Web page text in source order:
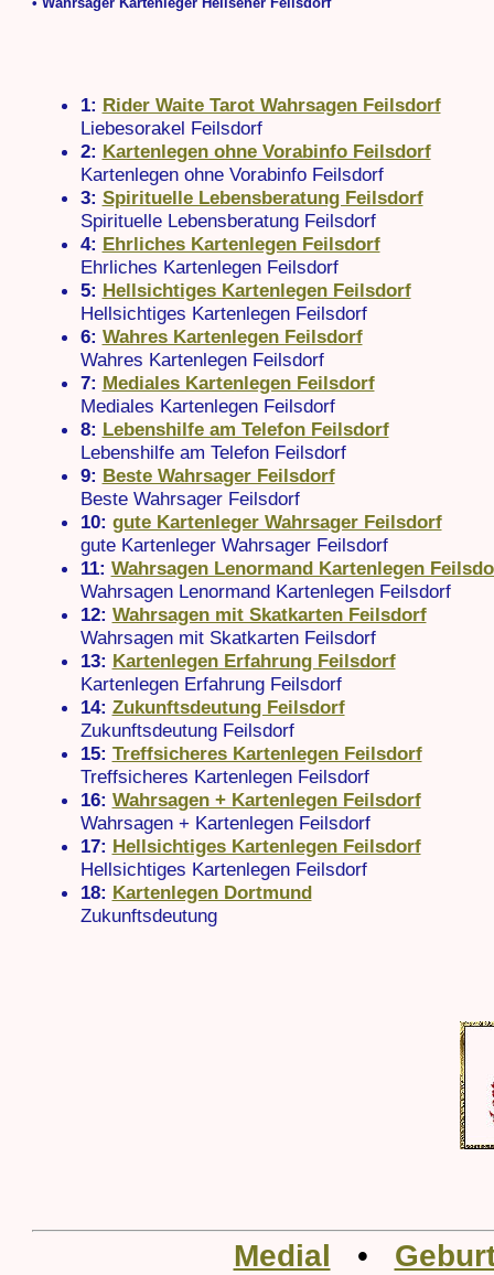
1: Rider Waite Tarot Wahrsagen Feilsdorf
Liebesorakel Feilsdorf
2: Kartenlegen ohne Vorabinfo Feilsdorf
Kartenlegen ohne Vorabinfo Feilsdorf
3: Spirituelle Lebensberatung Feilsdorf
Spirituelle Lebensberatung Feilsdorf
4: Ehrliches Kartenlegen Feilsdorf
Ehrliches Kartenlegen Feilsdorf
5: Hellsichtiges Kartenlegen Feilsdorf
Hellsichtiges Kartenlegen Feilsdorf
6: Wahres Kartenlegen Feilsdorf
Wahres Kartenlegen Feilsdorf
7: Mediales Kartenlegen Feilsdorf
Mediales Kartenlegen Feilsdorf
8: Lebenshilfe am Telefon Feilsdorf
Lebenshilfe am Telefon Feilsdorf
9: Beste Wahrsager Feilsdorf
Beste Wahrsager Feilsdorf
10: gute Kartenleger Wahrsager Feilsdorf
gute Kartenleger Wahrsager Feilsdorf
11: Wahrsagen Lenormand Kartenlegen
Wahrsagen Lenormand Kartenlegen Feilsdorf
12: Wahrsagen mit Skatkarten Feilsdorf
Wahrsagen mit Skatkarten Feilsdorf
13: Kartenlegen Erfahrung Feilsdorf
Kartenlegen Erfahrung Feilsdorf
14: Zukunftsdeutung Feilsdorf
Zukunftsdeutung Feilsdorf
15: Treffsicheres Kartenlegen Feilsdorf
Treffsicheres Kartenlegen Feilsdorf
16: Wahrsagen + Kartenlegen Feilsdorf
Wahrsagen + Kartenlegen Feilsdorf
17: Hellsichtiges Kartenlegen Feilsdorf
Hellsichtiges Kartenlegen Feilsdorf
18: Kartenlegen Dortmund
Zukunftsdeutung
Medial •